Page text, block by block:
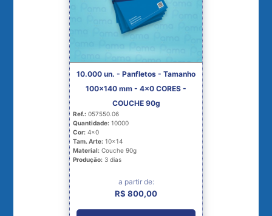
10.000 un. - Panfletos - Tamanho
100x140 mm - 4x0 CORES -
COUCHE 90g
Ref.: 057550.06
Quantidade: 10000
Cor: 4x0
Tam. Arte: 10x14
Material: Couche 90g
Produção: 3 dias
a partir de:
R$ 800,00